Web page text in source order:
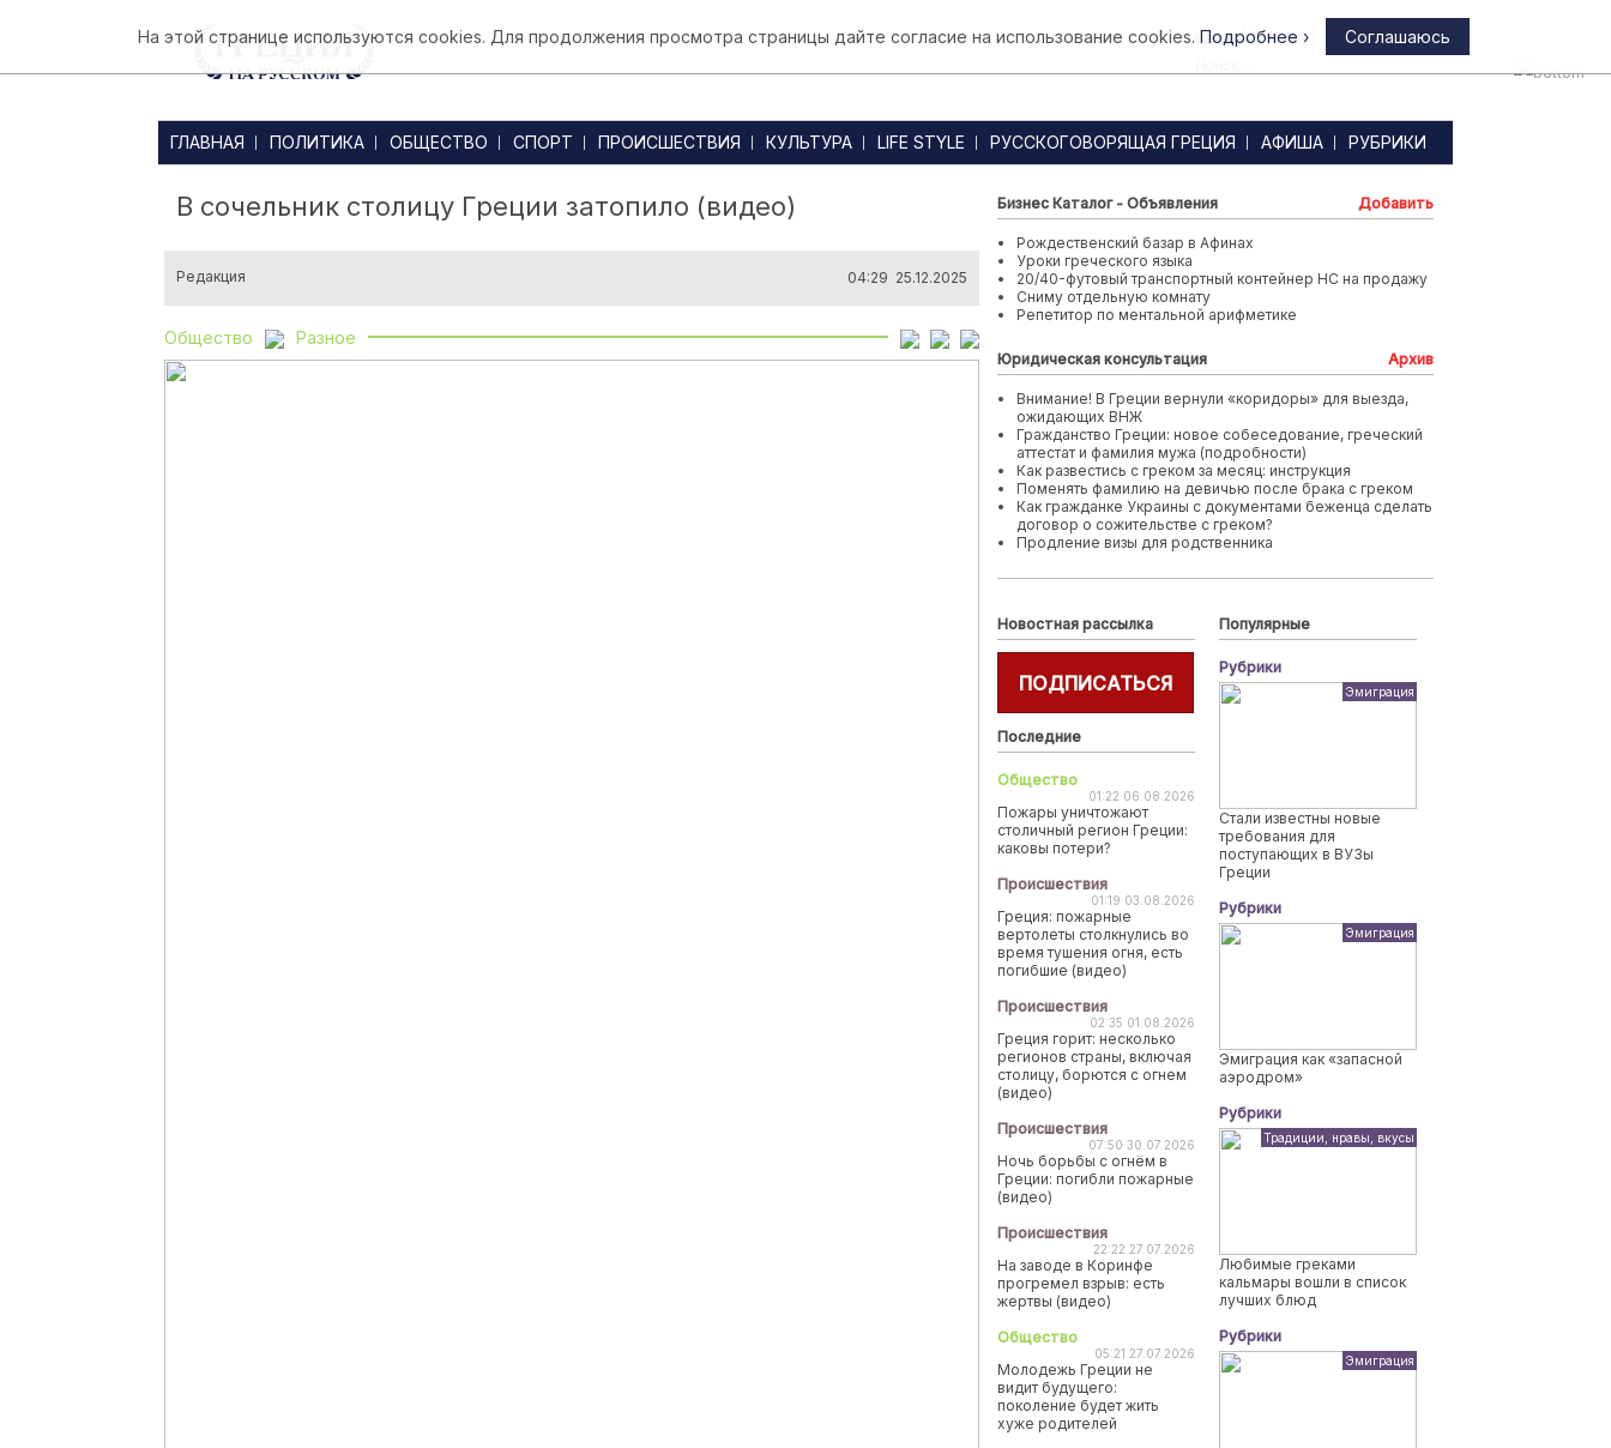
Афины
ГЛАВНАЯ ПОЛИТИКА ОБЩЕСТВО СПОРТ ПРОИСШЕСТВИЯ КУЛЬТУРА LIFE STYLE РУССКОГОВОРЯЩАЯ ГРЕЦИЯ АФИША РУБРИКИ
В сочельник столицу Греции затопило (видео)
Редакция 04:29 25.12.2025
Общество Разное
Бизнес Каталог - Объявления Добавить
Рождественский базар в Афинах
Уроки греческого языка
20/40-футовый транспортный контейнер HC на продажу
Сниму отдельную комнату
Репетитор по ментальной арифметике
Юридическая консультация Архив
Внимание! В Греции вернули «коридоры» для выезда,
ожидающих ВНЖ
Гражданство Греции: новое собеседование, греческий
аттестат и фамилия мужа (подробности)
Как развестись с греком за месяц: инструкция
Поменять фамилию на девичью после брака с греком
Как гражданке Украины с документами беженца сделать
договор о сожительстве с греком?
Продление визы для родственника
Новостная рассылка
ПОДПИСАТЬСЯ
Последние
Общество
01:22 06.08.2026
Пожары уничтожают
столичный регион Греции:
каковы потери?
Происшествия
01:19 03.08.2026
Греция: пожарные
вертолеты столкнулись во
время тушения огня, есть
погибшие (видео)
Происшествия
02:35 01.08.2026
Греция горит: несколько
регионов страны, включая
столицу, борются с огнем
(видео)
Происшествия
07:50 30.07.2026
Ночь борьбы с огнём в
Греции: погибли пожарные
(видео)
Происшествия
22:22 27.07.2026
На заводе в Коринфе
прогремел взрыв: есть
жертвы (видео)
Общество
05:21 27.07.2026
Молодежь Греции не
видит будущего:
поколение будет жить
хуже родителей
Популярные
Рубрики
Эмиграция
Стали известны новые
требования для
поступающих в ВУЗы
Греции
Рубрики
Эмиграция
Эмиграция как «запасной
аэродром»
Рубрики
Традиции, нравы, вкусы
Любимые греками
кальмары вошли в список
лучших блюд
Рубрики
Эмиграция
На этой странице используются cookies. Для продолжения просмотра страницы дайте согласие на использование cookies. Подробнее › Соглашаюсь